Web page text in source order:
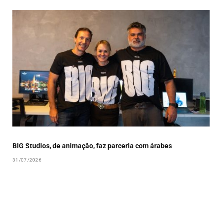
BIG Studios, de animação, faz parceria com árabes
31/07/2026